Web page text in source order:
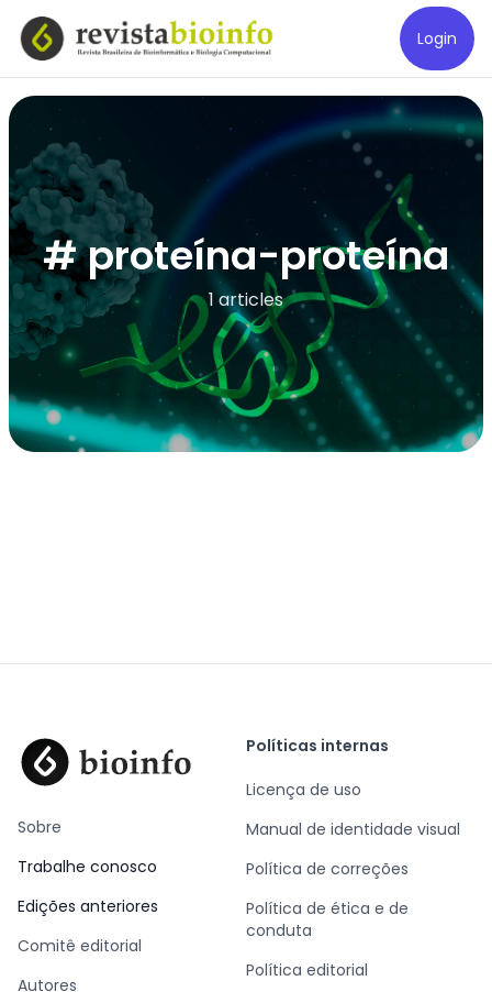
Login
# proteína-proteína
1 articles
Sobre
Trabalhe conosco
Edições anteriores
Comitê editorial
Autores
Políticas internas
Licença de uso
Manual de identidade visual
Política de correções
Política de ética e de
conduta
Política editorial